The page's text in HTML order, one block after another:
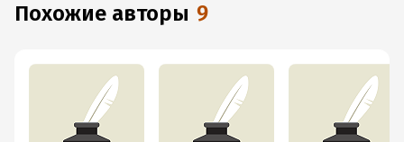
Похожие авторы 9